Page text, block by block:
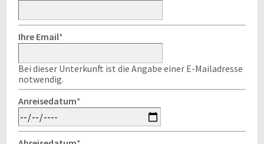
Ihre Email*
Bei dieser Unterkunft ist die Angabe einer E-Mailadresse
notwendig.
Anreisedatum*